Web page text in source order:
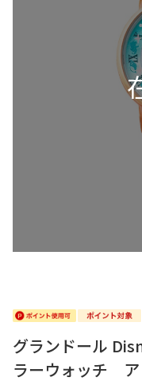
グランドール
ラーウォッチ ア